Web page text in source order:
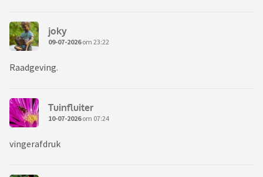
joky
09-07-2026om 23:22
Raadgeving.
Tuinfluiter
10-07-2026om 07:24
vingerafdruk